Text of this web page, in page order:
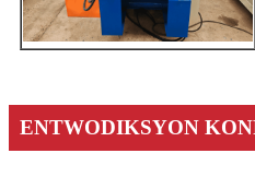
ENTWODIKSYON